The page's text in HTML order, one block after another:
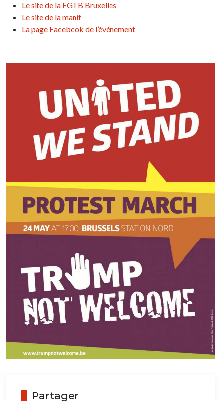
Le site de la FGTB Bruxelles
Le site de la manif
La page Facebook de l’événement
Partager